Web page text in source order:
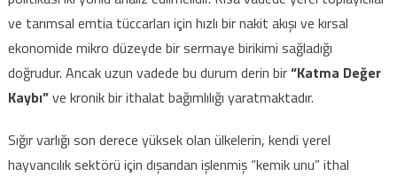
ve tarımsal emtia tüccarları için hızlı bir nakit akışı ve kırsal
ekonomide mikro düzeyde bir sermaye birikimi sağladığı
doğrudur. Ancak uzun vadede bu durum derin bir“Katma Değer
Kaybı”ve kronik bir ithalat bağımlılığı yaratmaktadır.
Sığır varlığı son derece yüksek olan ülkelerin, kendi yerel
hayvancılık sektörü için dışarıdan işlenmiş “kemik unu” ithal